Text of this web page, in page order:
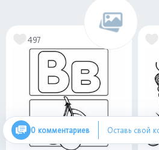
497
0 комментариев Оставь свой